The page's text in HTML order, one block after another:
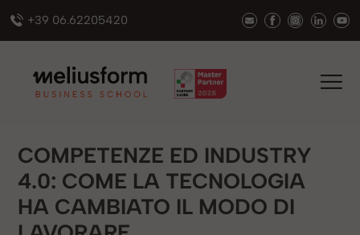
+39 06.62205420
COMPETENZE ED INDUSTRY
4.0: COME LA TECNOLOGIA
HA CAMBIATO IL MODO DI